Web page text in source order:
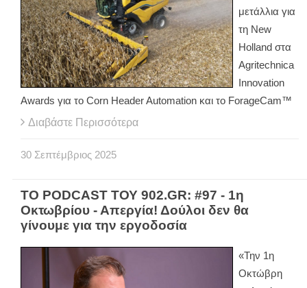
μετάλλια για
τη New
Holland στα
Agritechnica
Innovation
Awards για το Corn Header Automation και το ForageCam™
Διαβάστε Περισσότερα
30 Σεπτέμβριος 2025
ΤΟ PODCAST ΤΟΥ 902.GR: #97 - 1η
Οκτωβρίου - Απεργία! Δούλοι δεν θα
γίνουμε για την εργοδοσία
«Την 1η
Οκτώβρη